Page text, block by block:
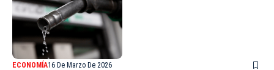
ECONOMÍA16 De Marzo De 2026